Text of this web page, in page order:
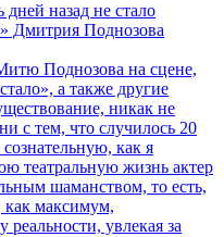
дней назад не стало
Дмитрия Поднозова
Поднозова на сцене,
а также другие
никак не
с тем, что случилось 20
как я
театральную жизнь актер
шаманством, то есть,
как максимум,
реальности, увлекая за